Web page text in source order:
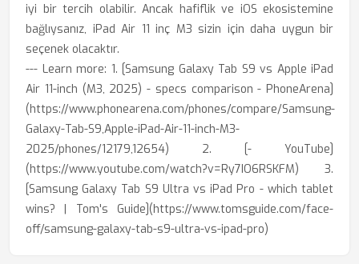
iyi bir tercih olabilir. Ancak hafiflik ve iOS ekosistemine
bağlıysanız, iPad Air 11 inç M3 sizin için daha uygun bir
seçenek olacaktır.
--- Learn more: 1. [Samsung Galaxy Tab S9 vs Apple iPad
Air 11-inch (M3, 2025) - specs comparison - PhoneArena]
(https://www.phonearena.com/phones/compare/Samsung-
Galaxy-Tab-S9,Apple-iPad-Air-11-inch-M3-
2025/phones/12179,12654) 2. [- YouTube]
(https://www.youtube.com/watch?v=Ry7IO6RSKFM) 3.
[Samsung Galaxy Tab S9 Ultra vs iPad Pro - which tablet
wins? | Tom's Guide](https://www.tomsguide.com/face-
off/samsung-galaxy-tab-s9-ultra-vs-ipad-pro)